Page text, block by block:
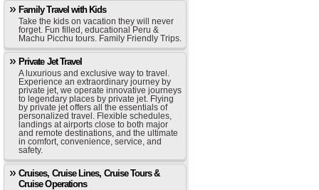
Family Travel with Kids
Take the kids on vacation they will never
forget. Fun filled, educational Peru &
Machu Picchu tours. Family Friendly Trips.
Private Jet Travel
A luxurious and exclusive way to travel.
Experience an extraordinary journey by
private jet, we operate innovative journeys
to legendary places by private jet. Flying
by private jet offers all the essentials of
personalized travel. Flexible schedules,
landings at airports close to both major
and remote destinations, and the ultimate
in comfort, convenience, service, and
safety.
Cruises, Cruise Lines, Cruise Tours &
Cruise Operations